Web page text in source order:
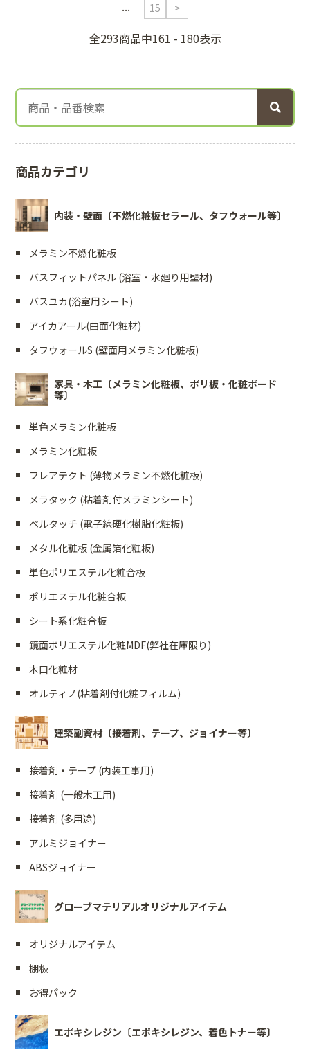
... 15 >
全293商品中161 - 180表示
商品カテゴリ
内装・壁面〔不燃化粧板セラール、タフウォール等〕
メラミン不燃化粧板
バスフィットパネル (浴室・水廻り用壁材)
バスユカ(浴室用シート)
アイカアール(曲面化粧材)
タフウォールS (壁面用メラミン化粧板)
家具・木工〔メラミン化粧板、ポリ板・化粧ボード
等〕
単色メラミン化粧板
メラミン化粧板
フレアテクト (薄物メラミン不燃化粧板)
メラタック (粘着剤付メラミンシート)
ベルタッチ (電子線硬化樹脂化粧板)
メタル化粧板 (金属箔化粧板)
単色ポリエステル化粧合板
ポリエステル化粧合板
シート系化粧合板
鏡面ポリエステル化粧MDF(弊社在庫限り)
木口化粧材
オルティノ(粘着剤付化粧フィルム)
建築副資材〔接着剤、テープ、ジョイナー等〕
接着剤・テープ (内装工事用)
接着剤 (一般木工用)
接着剤 (多用途)
アルミジョイナー
ABSジョイナー
グローブマテリアルオリジナルアイテム
オリジナルアイテム
棚板
お得パック
エポキシレジン〔エポキシレジン、着色トナー等〕